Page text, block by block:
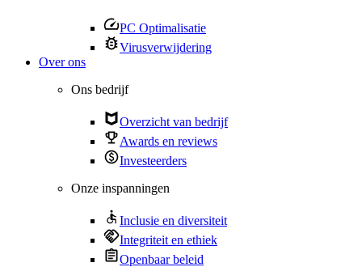
PC Optimalisatie
Virusverwijdering
Over ons
Ons bedrijf
Overzicht van bedrijf
Awards en reviews
Investeerders
Onze inspanningen
Inclusie en diversiteit
Integriteit en ethiek
Openbaar beleid